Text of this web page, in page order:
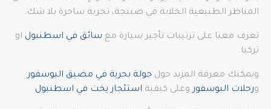
المناظر الطبيعية الخلابة في صبنجة، تجربة ساحرة بلا شك.
تعرف معنا على ترتيبات تأجير سيارة مع سائق في اسطنبول او
تركيا.
ويمكنك معرفة المزيد حول جولة بحرية في مضيق البوسفور
ورحلات البوسفوروعلى كيفية استئجار يخت في اسطنبول